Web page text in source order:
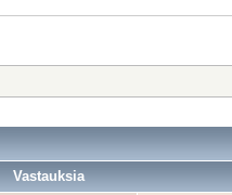
Vastauksia